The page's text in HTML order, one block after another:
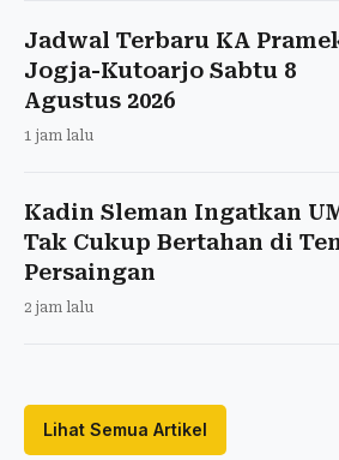
Jadwal Terbaru KA
Jogja-Kutoarjo Sabtu 8
Agustus 2026
1 jam lalu
Kadin Sleman Ingatkan
Tak Cukup Bertahan di
Persaingan
2 jam lalu
Lihat Semua Artikel